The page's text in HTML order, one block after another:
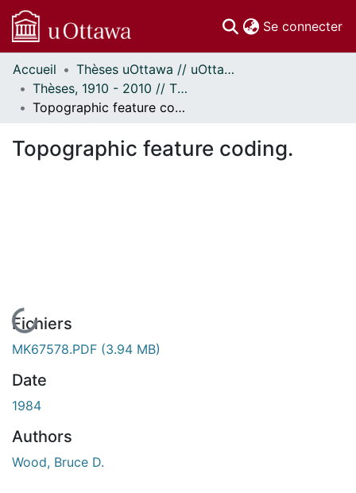
Se connecter
Communautés
et collections
Parcourir
À propos
Accueil
Thèses uOttawa // uOttawa Theses
Thèses, 1910 - 2010 // Theses, 1910 - 2010
Topographic feature coding.
Topographic feature coding.
En cours de chargement...
Fichiers
MK67578.PDF (3.94 MB)
Date
1984
Authors
Wood, Bruce D.